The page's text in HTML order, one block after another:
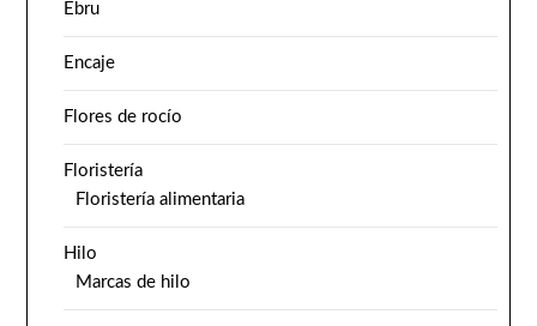
Ebru
Encaje
Flores de rocío
Floristería
Floristería alimentaria
Hilo
Marcas de hilo